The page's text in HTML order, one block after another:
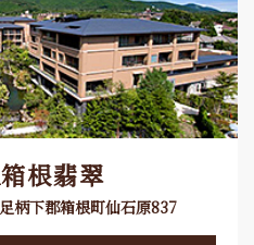
根翡翠
柄下郡箱根町仙石原837